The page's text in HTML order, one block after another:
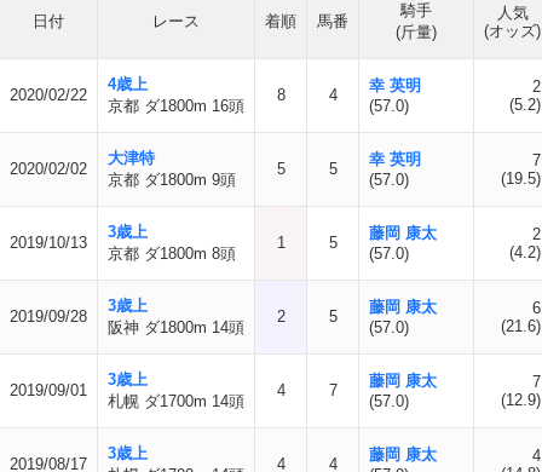
日付 レース 着順 馬番
騎手
(斤量)
人気
(オッズ)
2020/02/22
4歳上
京都 ダ1800m 16頭
8 4
幸 英明
(57.0)
2
(5.2)
2020/02/02
大津特
京都 ダ1800m 9頭
5 5
幸 英明
(57.0)
7
(19.5)
2019/10/13
3歳上
京都 ダ1800m 8頭
1 5
藤岡 康太
(57.0)
2
(4.2)
2019/09/28
3歳上
阪神 ダ1800m 14頭
2 5
藤岡 康太
(57.0)
6
(21.6)
2019/09/01
3歳上
札幌 ダ1700m 14頭
4 7
藤岡 康太
(57.0)
7
(12.9)
2019/08/17
3歳上
4 4
藤岡 康太
4